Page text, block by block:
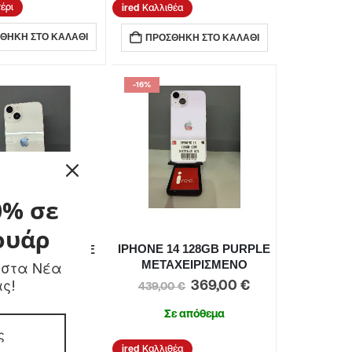
ΣΤΟ ΚΑΛΆΘΙ
Καλλιθέα
ΠΡΟΣΘΉΚΗ ΣΤΟ ΚΑΛΆΘΙ
128GB WHITE
€
απόθεμα
-16%
IPHONE 14 128GB PURPLE
ΜΕΤΑΧΕΙΡΙΣΜΕΝΟ
439,00€ 369,00€
Σε απόθεμα
Καλλιθέα
σε
Νέα